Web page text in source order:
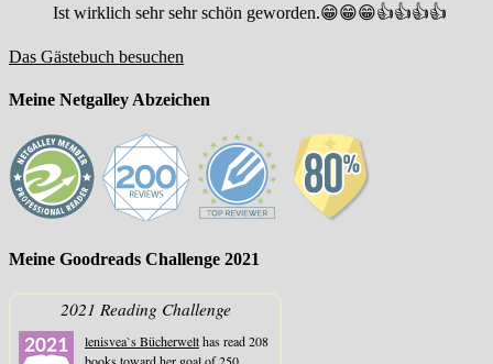
Ist wirklich sehr sehr schön geworden.😁😁😁👍👍👍👍
Das Gästebuch besuchen
Meine Netgalley Abzeichen
Meine Goodreads Challenge 2021
2021 Reading Challenge
lenisvea`s Bücherwelthas read 208